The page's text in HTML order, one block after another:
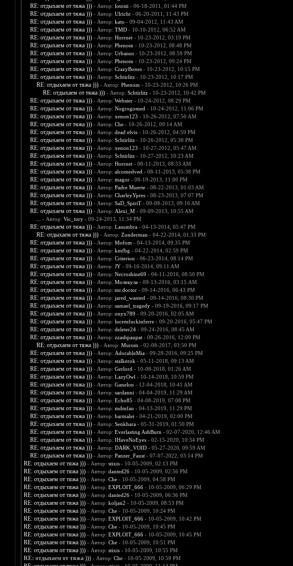
RE: отдыхаем от тяжа ))) - Автор: lotosti - 06-18-2011, 01:44 PM
RE: отдыхаем от тяжа ))) - Автор: Ulricht- 06-20-2011, 11:43 PM
RE: отдыхаем от тяжа ))) - Автор: kato - 09-04-2012, 11:43 AM
RE: отдыхаем от тяжа ))) - Автор: TMD- 10-10-2012, 06:52 AM
RE: отдыхаем от тяжа ))) - Автор: Horrnet- 10-23-2012, 03:19 PM
RE: отдыхаем от тяжа ))) - Автор: Phenom - 10-23-2012, 08:48 PM
RE: отдыхаем от тяжа ))) - Автор: Urbanus- 10-23-2012, 08:59 PM
RE: отдыхаем от тяжа ))) - Автор: Phenom - 10-23-2012, 09:24 PM
RE: отдыхаем от тяжа ))) - Автор: CrazyBones- 10-23-2012, 10:15 PM
RE: отдыхаем от тяжа ))) - Автор: Schtirlitz- 10-23-2012, 10:17 PM
RE: отдыхаем от тяжа ))) - Автор: Phenom - 10-23-2012, 10:26 PM
RE: отдыхаем от тяжа ))) - Автор: Schtirlitz- 10-23-2012, 10:42 PM
RE: отдыхаем от тяжа ))) - Автор: Webster- 10-24-2012, 08:29 PM
RE: отдыхаем от тяжа ))) - Автор: Nogrogomed - 10-24-2012, 11:06 PM
RE: отдыхаем от тяжа ))) - Автор: xenon123 - 10-26-2012, 07:50 AM
RE: отдыхаем от тяжа ))) - Автор: Che- 10-26-2012, 09:14 AM
RE: отдыхаем от тяжа ))) - Автор: dead elvis- 10-26-2012, 04:59 PM
RE: отдыхаем от тяжа ))) - Автор: Schtirlitz- 10-26-2012, 05:38 PM
RE: отдыхаем от тяжа ))) - Автор: xenon123 - 10-27-2012, 05:47 AM
RE: отдыхаем от тяжа ))) - Автор: Schtirlitz- 10-27-2012, 10:23 AM
RE: отдыхаем от тяжа ))) - Автор: Horrnet- 08-11-2013, 08:53 AM
RE: отдыхаем от тяжа ))) - Автор: alcomedved - 08-11-2013, 05:38 PM
RE: отдыхаем от тяжа ))) - Автор: magor- 08-19-2013, 11:00 PM
RE: отдыхаем от тяжа ))) - Автор: Padre Muerte- 08-22-2013, 01:03 AM
RE: отдыхаем от тяжа ))) - Автор: CharleyYpres- 08-23-2013, 07:07 PM
RE: отдыхаем от тяжа ))) - Автор: SaD_SpiriT- 09-08-2013, 09:16 AM
RE: отдыхаем от тяжа ))) - Автор: Alexi_M- 09-09-2013, 10:55 AM
... - Автор: Vic_tory- 09-24-2013, 11:34 PM
RE: отдыхаем от тяжа ))) - Автор: Lasombra- 04-13-2014, 05:47 PM
RE: отдыхаем от тяжа ))) - Автор: Zonderman - 04-22-2014, 01:33 PM
RE: отдыхаем от тяжа ))) - Автор: Mofom - 04-13-2014, 09:35 PM
RE: отдыхаем от тяжа ))) - Автор: kmfbg - 04-22-2014, 02:59 PM
RE: отдыхаем от тяжа ))) - Автор: Criterion - 06-23-2014, 08:14 PM
RE: отдыхаем от тяжа ))) - Автор: JY- 09-16-2014, 09:11 AM
RE: отдыхаем от тяжа ))) - Автор: Necroshine69 - 04-11-2016, 08:50 PM
RE: отдыхаем от тяжа ))) - Автор: Молекула- 09-13-2016, 03:15 AM
RE: отдыхаем от тяжа ))) - Автор: mr.doctor- 09-14-2016, 06:43 PM
RE: отдыхаем от тяжа ))) - Автор: jared_wanted - 09-14-2016, 08:30 PM
RE: отдыхаем от тяжа ))) - Автор: samael_tragedy- 09-19-2016, 09:17 PM
RE: отдыхаем от тяжа ))) - Автор: onyx789 - 09-20-2016, 02:05 AM
RE: отдыхаем от тяжа ))) - Автор: lucemfuckinferre- 09-20-2016, 05:47 PM
RE: отдыхаем от тяжа ))) - Автор: deleter24- 09-24-2016, 08:45 AM
RE: отдыхаем от тяжа ))) - Автор: zzashpaupat- 09-26-2016, 12:09 PM
RE: отдыхаем от тяжа ))) - Автор: Murom - 02-08-2017, 03:50 PM
RE: отдыхаем от тяжа ))) - Автор: AdorableMia- 09-28-2016, 09:25 PM
RE: отдыхаем от тяжа ))) - Автор: stalkerok - 05-11-2018, 09:13 AM
RE: отдыхаем от тяжа ))) - Автор: Gerlord - 10-08-2018, 01:26 AM
RE: отдыхаем от тяжа ))) - Автор: LazyOwl - 10-14-2018, 10:59 PM
RE: отдыхаем от тяжа ))) - Автор: Ganelon - 12-04-2018, 10:41 AM
RE: отдыхаем от тяжа ))) - Автор: sardanni - 04-04-2019, 11:29 AM
RE: отдыхаем от тяжа ))) - Автор: Echo85 - 04-08-2019, 07:08 PM
RE: отдыхаем от тяжа ))) - Автор: mdmfan - 04-13-2019, 11:29 PM
RE: отдыхаем от тяжа ))) - Автор: barmalei - 04-21-2019, 02:00 PM
RE: отдыхаем от тяжа ))) - Автор: Senkhara- 05-31-2019, 01:50 PM
RE: отдыхаем от тяжа ))) - Автор: Everlasting AshBurn - 02-07-2020, 12:46 AM
RE: отдыхаем от тяжа ))) - Автор: IHaveNoEyes- 02-15-2020, 10:34 PM
RE: отдыхаем от тяжа ))) - Автор: DARK_VOID- 05-27-2020, 09:59 AM
RE: отдыхаем от тяжа ))) - Автор: Panzer_Faust- 07-07-2022, 03:14 PM
RE: отдыхаем от тяжа ))) - Автор: stixis- 10-05-2009, 02:13 PM
RE: отдыхаем от тяжа ))) - Автор: danted26- 10-05-2009, 02:56 PM
RE: отдыхаем от тяжа ))) - Автор: Che- 10-05-2009, 04:58 PM
RE: отдыхаем от тяжа ))) - Автор: EXPLOIT_666- 10-05-2009, 06:29 PM
RE: отдыхаем от тяжа ))) - Автор: danted26- 10-05-2009, 06:36 PM
RE: отдыхаем от тяжа ))) - Автор: koljan2 - 10-05-2009, 08:53 PM
RE: отдыхаем от тяжа ))) - Автор: Che- 10-05-2009, 10:24 PM
RE: отдыхаем от тяжа ))) - Автор: EXPLOIT_666- 10-05-2009, 10:42 PM
RE: отдыхаем от тяжа ))) - Автор: Che- 10-05-2009, 10:45 PM
RE: отдыхаем от тяжа ))) - Автор: EXPLOIT_666- 10-05-2009, 10:45 PM
RE: отдыхаем от тяжа ))) - Автор: Che- 10-05-2009, 10:51 PM
RE: отдыхаем от тяжа ))) - Автор: stixis- 10-05-2009, 10:55 PM
RE: отдыхаем от тяжа ))) - Автор: Che- 10-05-2009, 10:59 PM